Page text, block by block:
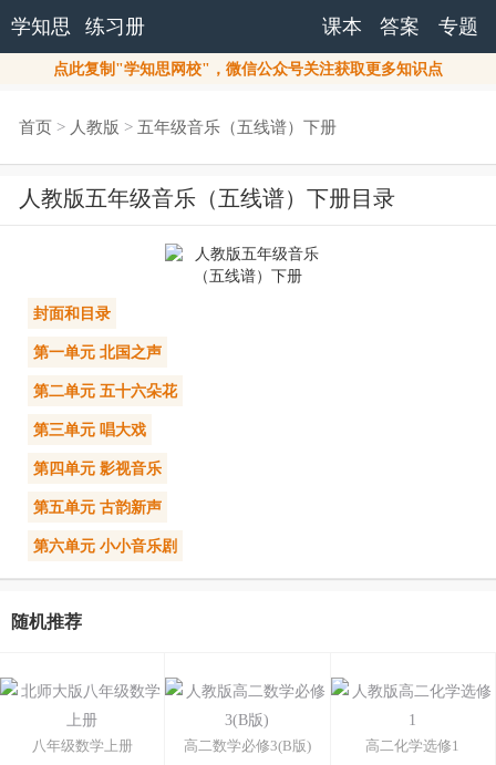
学知思 练习册 课本 答案 专题
点此复制"学知思网校"，微信公众号关注获取更多知识点
首页> 人教版 > 五年级音乐（五线谱）下册
人教版五年级音乐（五线谱）下册目录
封面和目录
第一单元 北国之声
第二单元 五十六朵花
第三单元 唱大戏
第四单元 影视音乐
第五单元 古韵新声
第六单元 小小音乐剧
随机推荐
八年级数学上册 高二数学必修3(B版) 高二化学选修1